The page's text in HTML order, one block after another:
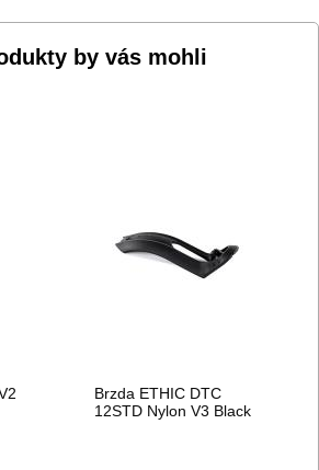
by vás mohli
Brzda ETHIC DTC
12STD Nylon V3 Black